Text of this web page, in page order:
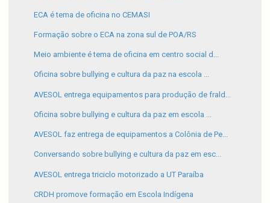
ECA é tema de oficina no CEMASI
Formação sobre o ECA na zona sul de POA/RS
Meio ambiente é tema de oficina em centro social d...
Oficina sobre bullying e cultura da paz na escola ...
AVESOL entrega equipamentos para produção de frald...
Oficina sobre bullying e cultura da paz em escola ...
AVESOL faz entrega de equipamentos a Colônia de Pe...
Conversando sobre bullying e cultura da paz em esc...
AVESOL entrega triciclo motorizado a UT Paraíba
CRDH promove formação em Escola Indígena